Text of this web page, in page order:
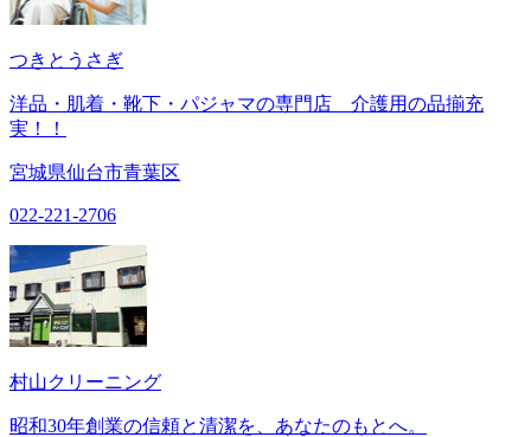
つきとうさぎ
洋品・肌着・靴下・パジャマの専門店 介護用の品揃充
実！！
宮城県仙台市青葉区
022-221-2706
村山クリーニング
昭和30年創業の信頼と清潔を、あなたのもとへ。